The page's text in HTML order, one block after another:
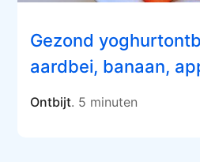
Gezond
aardbei, banaan,
Ontbijt. 5 minuten